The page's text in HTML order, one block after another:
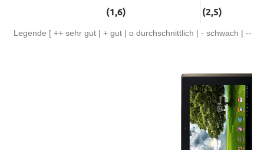
(1,6)
(2,5)
Legende [ ++ sehr gut | + gut | o durchschnittlich | - schwach | --